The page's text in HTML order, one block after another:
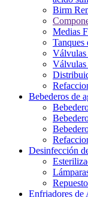
Birm
Medias
Válvulas
Válvulas
Bebederos de
Desinfección
Enfriadores de